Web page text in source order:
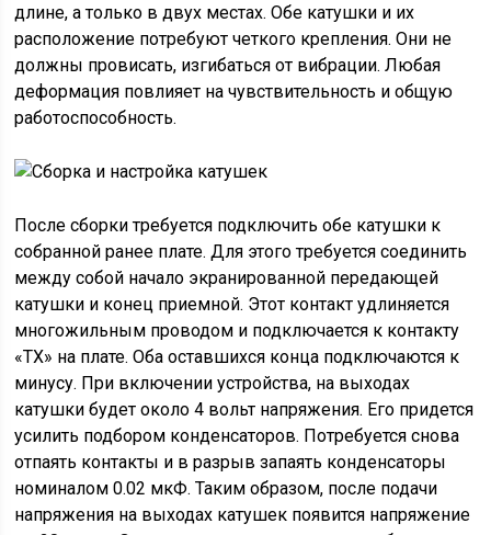
длине, а только в двух местах. Обе катушки и их
расположение потребуют четкого крепления. Они не
должны провисать, изгибаться от вибрации. Любая
деформация повлияет на чувствительность и общую
работоспособность.
После сборки требуется подключить обе катушки к
собранной ранее плате. Для этого требуется соединить
между собой начало экранированной передающей
катушки и конец приемной. Этот контакт удлиняется
многожильным проводом и подключается к контакту
«ТХ» на плате. Оба оставшихся конца подключаются к
минусу. При включении устройства, на выходах
катушки будет около 4 вольт напряжения. Его придется
усилить подбором конденсаторов. Потребуется снова
отпаять контакты и в разрыв запаять конденсаторы
номиналом 0.02 мкФ. Таким образом, после подачи
напряжения на выходах катушек появится напряжение